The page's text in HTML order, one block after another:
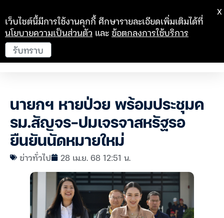
นายกฯ หายป่วย พร้อมประชุมค
รม.สัญจร-ปมเจรจาสหรัฐรอ
ยืนยันนัดหมายใหม่
ข่าวทั่วไป 28 เม.ย. 68 12:51 น.
เว็บไซต์นี้มีการใช้งานคุกกี้ ศึกษารายละเอียดเพิ่มเติมได้ที่
นโยบายความเป็นส่วนตัว และข้อตกลงการใช้บริการ
รับทราบ
X